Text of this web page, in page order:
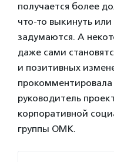
получается более
что-то выкинуть
задумаются. А
даже сами
и позитивных
прокомментировала
руководитель
корпоративной
группы ОМК.